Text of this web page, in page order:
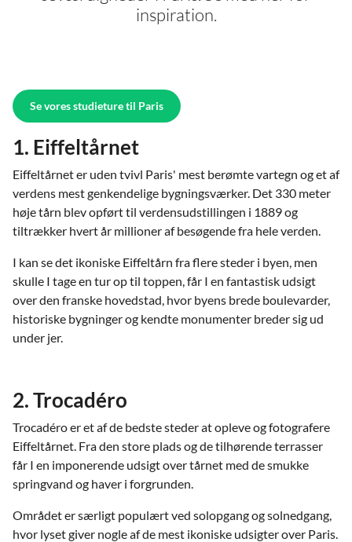
inspiration.
Se vores studieture til Paris
1. Eiffeltårnet
Eiffeltårnet er uden tvivl Paris' mest berømte vartegn og et af
verdens mest genkendelige bygningsværker. Det 330 meter
høje tårn blev opført til verdensudstillingen i 1889 og
tiltrækker hvert år millioner af besøgende fra hele verden.
I kan se det ikoniske Eiffeltårn fra flere steder i byen, men
skulle I tage en tur op til toppen, får I en fantastisk udsigt
over den franske hovedstad, hvor byens brede boulevarder,
historiske bygninger og kendte monumenter breder sig ud
under jer.
2. Trocadéro
Trocadéro er et af de bedste steder at opleve og fotografere
Eiffeltårnet. Fra den store plads og de tilhørende terrasser
får I en imponerende udsigt over tårnet med de smukke
springvand og haver i forgrunden.
Området er særligt populært ved solopgang og solnedgang,
hvor lyset giver nogle af de mest ikoniske udsigter over Paris.